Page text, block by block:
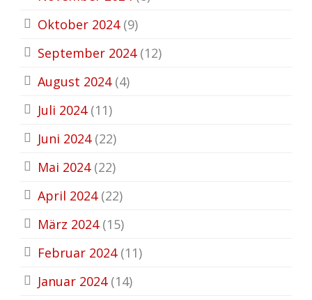
Oktober 2024(9)
September 2024(12)
August 2024(4)
Juli 2024(11)
Juni 2024(22)
Mai 2024(22)
April 2024(22)
März 2024(15)
Februar 2024(11)
Januar 2024(14)